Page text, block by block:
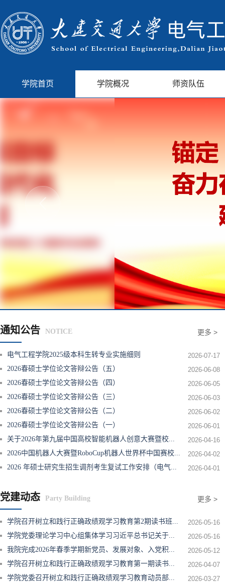
学院首页 学院概况 师资队伍
通知公告 NOTICE 更多 >
电气工程学院2025级本科生转专业实施细则
2026-07-17
2026春硕士学位论文答辩公告（五）
2026-06-08
2026春硕士学位论文答辩公告（四）
2026-06-05
2026春硕士学位论文答辩公告（三）
2026-06-03
2026春硕士学位论文答辩公告（二）
2026-06-02
2026春硕士学位论文答辩公告（一）
2026-06-01
关于2026年第九届中国高校智能机器人创意大赛暨校...
2026-04-16
2026中国机器人大赛暨RoboCup机器人世界杯中国赛校...
2026-04-02
2026 年硕士研究生招生调剂考生复试工作安排（电气... 2026-04-01
党建动态 Party Building 更多 >
学院召开树立和践行正确政绩观学习教育第2期读书班...
2026-05-16
学院党委理论学习中心组集体学习习近平总书记关于...
2026-05-16
我院完成2026年春季学期新党员、发展对象、入党积...
2026-05-12
学院召开树立和践行正确政绩观学习教育第一期读书...
2026-04-07
学院党委召开树立和践行正确政绩观学习教育动员部...
2026-03-27